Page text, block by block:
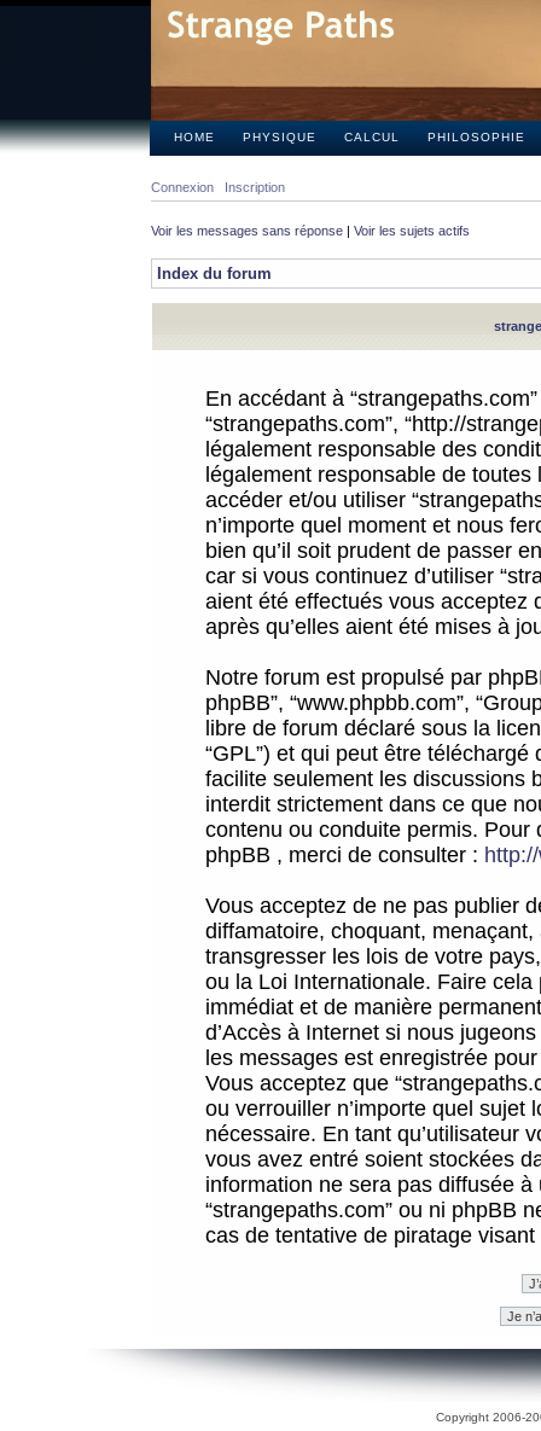
HOME PHYSIQUE CALCUL PHILOSOPHIE
Connexion Inscription
Voir les messages sans réponse | Voir les sujets actifs
Index du forum
En accédant à
“strangepaths.com”, “http://
légalement responsable des
légalement responsable de
accéder et/ou utiliser
n’importe quel moment et nous
bien qu’il soit prudent de passer
car si vous continuez d’utiliser
aient été effectués vous acceptez
après qu’elles aient été mises à
Notre forum est propulsé par
phpBB”, “www.phpbb.com”,
libre de forum déclaré sous la
“GPL”) et qui peut être téléchargé
facilite seulement les discussions
interdit strictement dans ce que
contenu ou conduite permis.
phpBB , merci de consulter :
Vous acceptez de ne pas publier
diffamatoire, choquant,
transgresser les lois de votre
ou la Loi Internationale. Faire
immédiat et de manière
d’Accès à Internet si nous
les messages est enregistrée
Vous acceptez que
ou verrouiller n’importe quel sujet
nécessaire. En tant qu’utilisateur
vous avez entré soient stockées
information ne sera pas diffusée
“strangepaths.com” ou ni phpBB
cas de tentative de piratage
Copyright 2006-